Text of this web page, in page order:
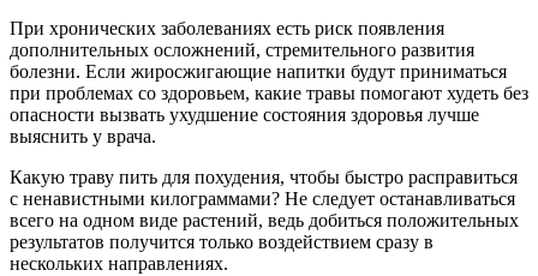
При хронических заболеваниях есть риск появления
дополнительных осложнений, стремительного развития
болезни. Если жиросжигающие напитки будут приниматься
при проблемах со здоровьем, какие травы помогают худеть без
опасности вызвать ухудшение состояния здоровья лучше
выяснить у врача.
Какую траву пить для похудения, чтобы быстро расправиться
с ненавистными килограммами? Не следует останавливаться
всего на одном виде растений, ведь добиться положительных
результатов получится только воздействием сразу в
нескольких направлениях.